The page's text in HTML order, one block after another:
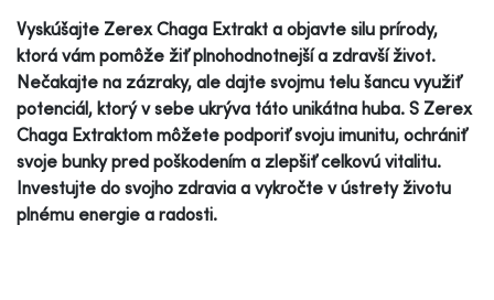
Vyskúšajte Zerex Chaga Extrakt a objavte silu prírody,
ktorá vám pomôže žiť plnohodnotnejší a zdravší život.
Nečakajte na zázraky, ale dajte svojmu telu šancu využiť
potenciál, ktorý v sebe ukrýva táto unikátna huba. S Zerex
Chaga Extraktom môžete podporiť svoju imunitu, ochrániť
svoje bunky pred poškodením a zlepšiť celkovú vitalitu.
Investujte do svojho zdravia a vykročte v ústrety životu
plnému energie a radosti.